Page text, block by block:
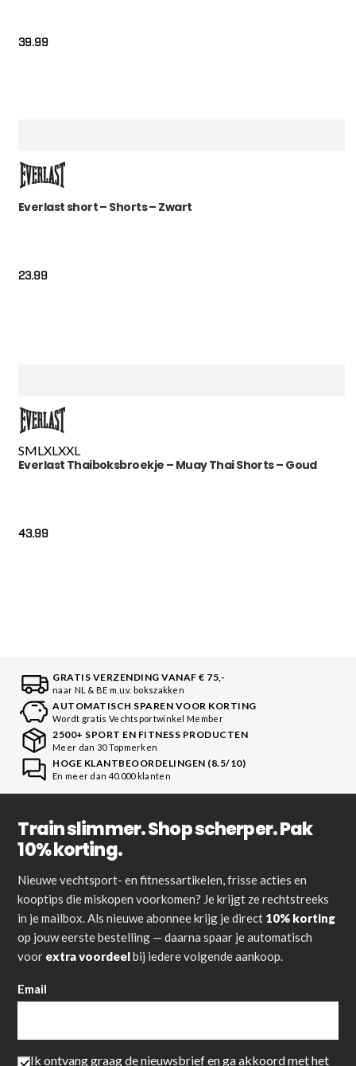
39.99
Everlast short – Shorts – Zwart
23.99
SMLXLXXL
Everlast Thaiboksbroekje – Muay Thai Shorts – Goud
43.99
GRATIS VERZENDING VANAF € 75,-
naar NL & BE m.u.v. bokszakken
AUTOMATISCH SPAREN VOOR KORTING
Wordt gratis Vechtsportwinkel Member
2500+ SPORT EN FITNESS PRODUCTEN
Meer dan 30 Topmerken
HOGE KLANTBEOORDELINGEN (8.5/10)
En meer dan 40.000 klanten
Train slimmer. Shop scherper. Pak
10% korting.
Nieuwe vechtsport- en fitnessartikelen, frisse acties en
kooptips die miskopen voorkomen? Je krijgt ze rechtstreeks
in je mailbox. Als nieuwe abonnee krijg je direct 10% korting
op jouw eerste bestelling — daarna spaar je automatisch
voor extra voordeelbij iedere volgende aankoop.
Email
Ik ontvang graag de nieuwsbrief en ga akkoord met het